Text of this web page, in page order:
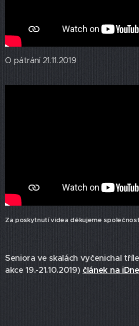
O pátrání 21.11.2019
Za poskytnutí videa děkujeme
Seniora ve skalách vyčenichal
akce 19.-21.10.2019) článek na